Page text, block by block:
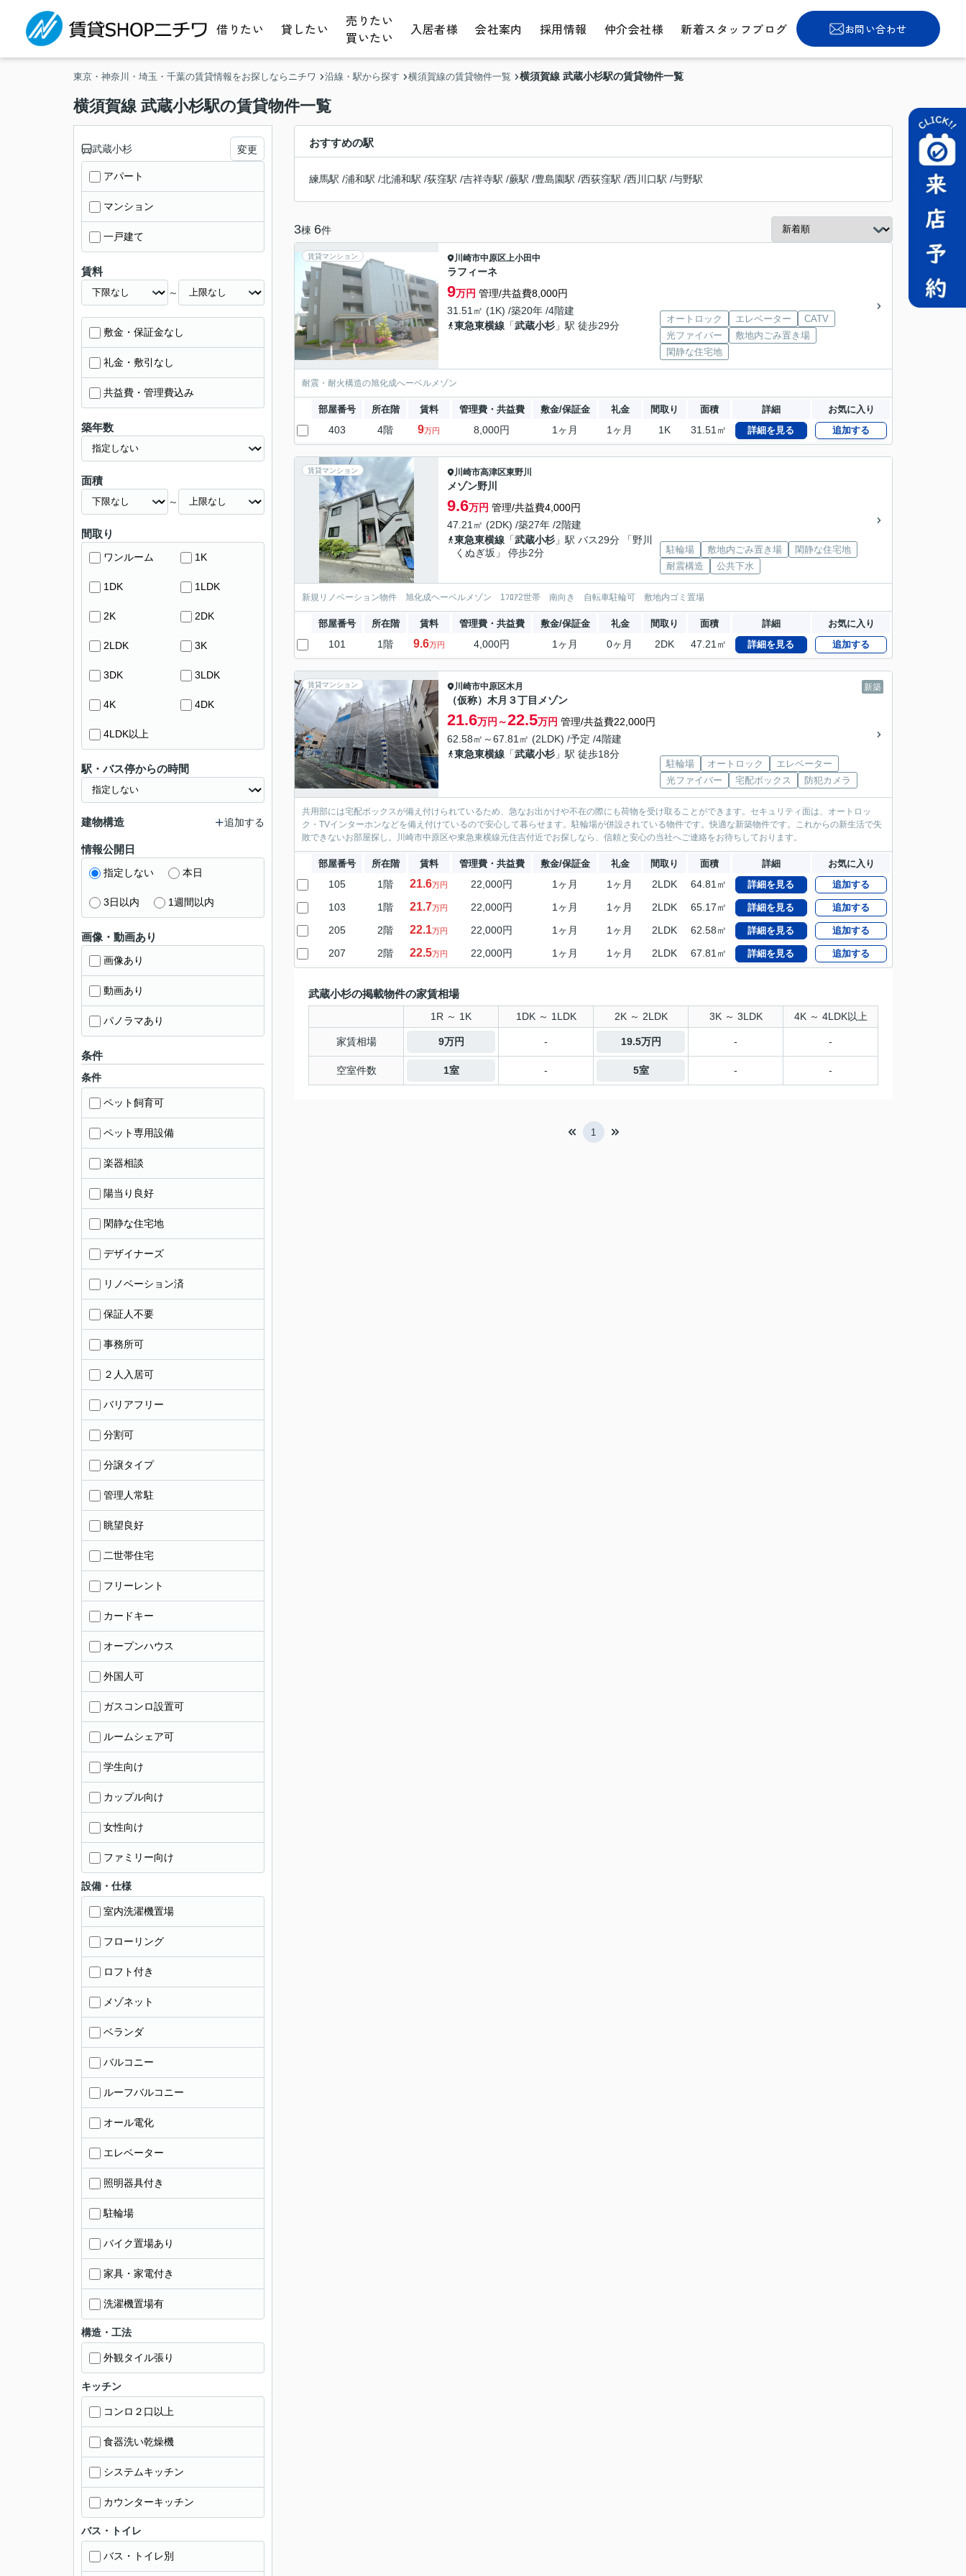
借りたい 貸したい
売りたい
買いたい
入居者様 会社案内 採用情報 仲介会社様 新着スタッフブログ お問い合わせ
東京・神奈川・埼玉・千葉の賃貸情報をお探しならニチワ 沿線・駅から探す 横須賀線の賃貸物件一覧 横須賀線 武蔵小杉駅の賃貸物件一覧
横須賀線 武蔵小杉駅の賃貸物件一覧
おすすめの駅
練馬駅 /浦和駅 /北浦和駅 /荻窪駅 /吉祥寺駅 /蕨駅 /豊島園駅 /西荻窪駅 /西川口駅 /与野駅
3棟 6件
賃貸マンション 川崎市中原区上小田中
ラフィーネ
9万円 管理/共益費8,000円
31.51㎡ (1K) /築20年 /4階建
東急東横線 「武蔵小杉 」駅 徒歩29分
オートロック エレベーター
CATV
光ファイバー
敷地内ごみ置き場
閑静な住宅地
耐震・耐火構造の旭化成へーベルメゾン
部屋番号 所在階 賃料 管理費・共益費 敷金/保証金 礼金 間取り 面積 詳細 お気に入り
403 4階 9万円 8,000円 1ヶ月 1ヶ月 1K 31.51㎡ 詳細を見る 追加する
賃貸マンション 川崎市高津区東野川
メゾン野川
9.6万円 管理/共益費4,000円
47.21㎡ (2DK) /築27年 /2階建
東急東横線 「武蔵小杉 」駅 バス29分 「野川
くぬぎ坂」 停歩2分
駐輪場 敷地内ごみ置き場
閑静な住宅地
耐震構造
公共下水
新規リノベーション物件 旭化成ヘーベルメゾン 1ﾌﾛｱ2世帯 南向き 自転車駐輪可 敷地内ゴミ置場
部屋番号 所在階 賃料 管理費・共益費 敷金/保証金 礼金 間取り 面積 詳細 お気に入り
101 1階 9.6万円 4,000円 1ヶ月 0ヶ月 2DK 47.21㎡ 詳細を見る 追加する
賃貸マンション 新築
川崎市中原区木月
（仮称）木月３丁目メゾン
21.6万円～22.5万円 管理/共益費22,000円
62.58㎡～67.81㎡ (2LDK) /予定 /4階建
東急東横線 「武蔵小杉 」駅 徒歩18分
駐輪場 オートロック
エレベーター
光ファイバー
宅配ボックス 防犯カメラ
共用部には宅配ボックスが備え付けられているため、急なお出かけや不在の際にも荷物を受け取ることができます。セキュリティ面は、オートロッ
ク・TVインターホンなどを備え付けているので安心して暮らせます。駐輪場が併設されている物件です。快適な新築物件です。これからの新生活で失
敗できないお部屋探し。川崎市中原区や東急東横線元住吉付近でお探しなら、信頼と安心の当社へご連絡をお待ちしております。
部屋番号 所在階 賃料 管理費・共益費 敷金/保証金 礼金 間取り 面積 詳細 お気に入り
105 1階 21.6万円 22,000円 1ヶ月 1ヶ月 2LDK 64.81㎡ 詳細を見る 追加する
103 1階 21.7万円 22,000円 1ヶ月 1ヶ月 2LDK 65.17㎡ 詳細を見る 追加する
205 2階 22.1万円 22,000円 1ヶ月 1ヶ月 2LDK 62.58㎡ 詳細を見る 追加する
207 2階 22.5万円 22,000円 1ヶ月 1ヶ月 2LDK 67.81㎡ 詳細を見る 追加する
武蔵小杉の掲載物件の家賃相場
1R ～ 1K 1DK ～ 1LDK 2K ～ 2LDK 3K ～ 3LDK 4K ～ 4LDK以上
家賃相場 9万円 - 19.5万円 - -
空室件数 1室 - 5室 - -
1
武蔵小杉 変更
アパート
マンション
一戸建て
賃料
～
敷金・保証金なし
礼金・敷引なし
共益費・管理費込み
築年数
面積
～
間取り
ワンルーム 1K
1DK 1LDK
2K 2DK
2LDK 3K
3DK 3LDK
4K 4DK
4LDK以上
駅・バス停からの時間
建物構造 追加する
情報公開日
指定しない 本日
3日以内 1週間以内
画像・動画あり
画像あり
動画あり
パノラマあり
条件
条件
ペット飼育可
ペット専用設備
楽器相談
陽当り良好
閑静な住宅地
デザイナーズ
リノベーション済
保証人不要
事務所可
２人入居可
バリアフリー
分割可
分譲タイプ
管理人常駐
眺望良好
二世帯住宅
フリーレント
カードキー
オープンハウス
外国人可
ガスコンロ設置可
ルームシェア可
学生向け
カップル向け
女性向け
ファミリー向け
設備・仕様
室内洗濯機置場
フローリング
ロフト付き
メゾネット
ベランダ
バルコニー
ルーフバルコニー
オール電化
エレベーター
照明器具付き
駐輪場
バイク置場あり
家具・家電付き
洗濯機置場有
構造・工法
外観タイル張り
キッチン
コンロ２口以上
食器洗い乾燥機
システムキッチン
カウンターキッチン
バス・トイレ
バス・トイレ別